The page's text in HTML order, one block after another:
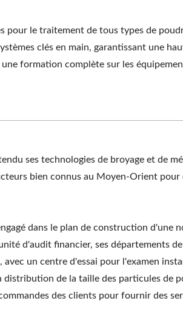
pour le traitement de tous types de
clés en main, garantissant une
formation complète sur les
ses technologies de broyage et de
bien connus au Moyen-Orient
dans le plan de construction d'une
d'audit financier, ses départements
un centre d'essai pour l'examen
distribution de la taille des particules de
des clients pour fournir des